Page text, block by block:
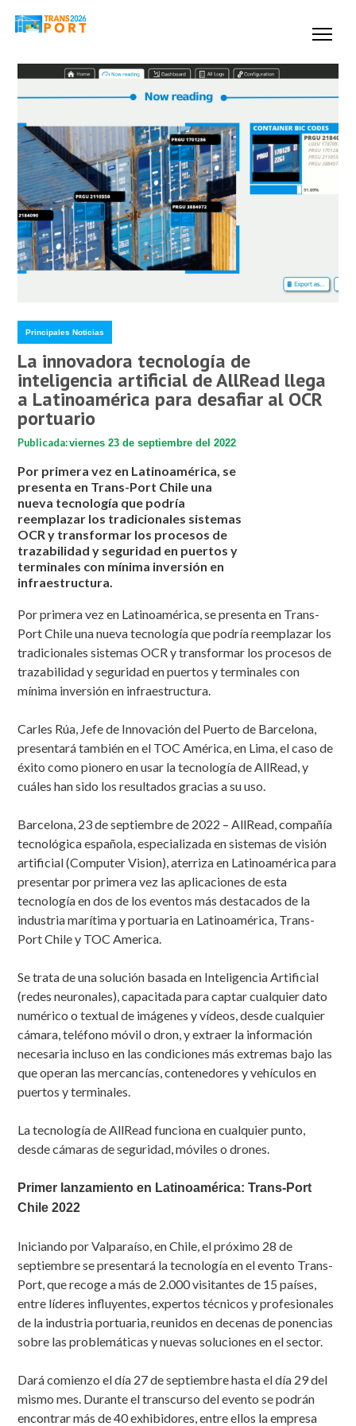
Principales Noticias
La innovadora tecnología de
inteligencia artificial de AllRead llega
a Latinoamérica para desafiar al OCR
portuario
Publicada:viernes 23 de septiembre del 2022
Por primera vez en Latinoamérica, se
presenta en Trans-Port Chile una
nueva tecnología que podría
reemplazar los tradicionales sistemas
OCR y transformar los procesos de
trazabilidad y seguridad en puertos y
terminales con mínima inversión en
infraestructura.
Por primera vez en Latinoamérica, se presenta en Trans-
Port Chile una nueva tecnología que podría reemplazar los
tradicionales sistemas OCR y transformar los procesos de
trazabilidad y seguridad en puertos y terminales con
mínima inversión en infraestructura.
Carles Rúa, Jefe de Innovación del Puerto de Barcelona,
presentará también en el TOC América, en Lima, el caso de
éxito como pionero en usar la tecnología de AllRead, y
cuáles han sido los resultados gracias a su uso.
Barcelona, 23 de septiembre de 2022 – AllRead, compañía
tecnológica española, especializada en sistemas de visión
artificial (Computer Vision), aterriza en Latinoamérica para
presentar por primera vez las aplicaciones de esta
tecnología en dos de los eventos más destacados de la
industria marítima y portuaria en Latinoamérica, Trans-
Port Chile y TOC America.
Se trata de una solución basada en Inteligencia Artificial
(redes neuronales), capacitada para captar cualquier dato
numérico o textual de imágenes y vídeos, desde cualquier
cámara, teléfono móvil o dron, y extraer la información
necesaria incluso en las condiciones más extremas bajo las
que operan las mercancías, contenedores y vehículos en
puertos y terminales.
La tecnología de AllRead funciona en cualquier punto,
desde cámaras de seguridad, móviles o drones.
Primer lanzamiento en Latinoamérica: Trans-Port
Chile 2022
Iniciando por Valparaíso, en Chile, el próximo 28 de
septiembre se presentará la tecnología en el evento Trans-
Port, que recoge a más de 2.000 visitantes de 15 países,
entre líderes influyentes, expertos técnicos y profesionales
de la industria portuaria, reunidos en decenas de ponencias
sobre las problemáticas y nuevas soluciones en el sector.
Dará comienzo el día 27 de septiembre hasta el día 29 del
mismo mes. Durante el transcurso del evento se podrán
encontrar más de 40 exhibidores, entre ellos la empresa